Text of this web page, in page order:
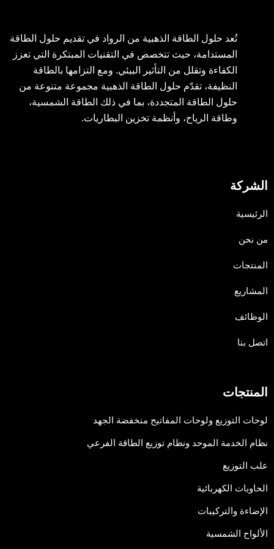
تُعد حلول الطاقة الذهبية من الرواد في تقديم حلول الطاقة
المستدامة، حيث تتخصص في التقنيات المبتكرة التي تعزز
الكفاءة وتقلل من التأثير البيئي. ومع التزامها بالطاقة
النظيفة، تقدّم حلول الطاقة الذهبية مجموعة متنوعة من
حلول الطاقة المتجددة، بما في ذلك الطاقة الشمسية،
وطاقة الرياح، وأنظمة تخزين البطاريات.
الشركة
الرئيسية
من نحن
المنتجات
المشاريع
الوظائف
اتصل بنا
المنتجات
لوحات التوزيع ولوحات المفاتيح منخفضة الجهد
نظام الخدمة الموحد ونظام توزيع الطاقة الفرعي
علب التوزيع
الحاويات الكهربائية
الإضاءة والتركيبات
الألواح الشمسية